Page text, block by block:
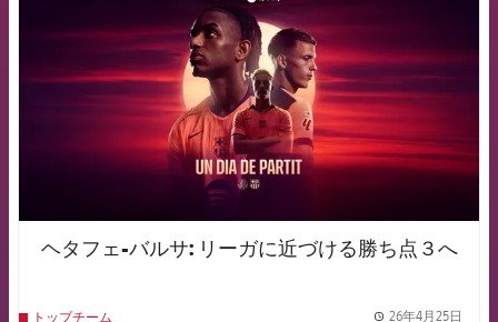
ヘタフェ-バルサ: リーガに近づける勝ち点３へ
トップチーム 26年4月25日